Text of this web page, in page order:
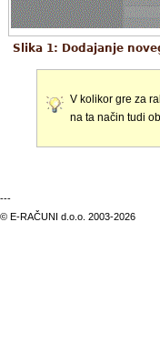
Slika 1: Dodajanje
V kolikor gre za
na ta način tudi
---
© E-RAČUNI d.o.o. 2003-2026